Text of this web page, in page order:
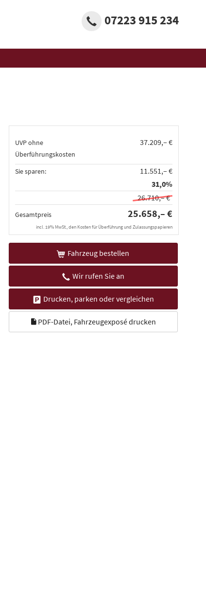
07223 915 234
UVP ohne
Überführungskosten
37.209,– €
Sie sparen:
11.551,– €
31,0%
26.710,– €
Gesamtpreis 25.658,– €
incl. 19% MwSt., den Kosten für Überführung und Zulassungspapieren
Fahrzeug bestellen
Wir rufen Sie an
Drucken, parken oder vergleichen
PDF-Datei, Fahrzeugexposé drucken